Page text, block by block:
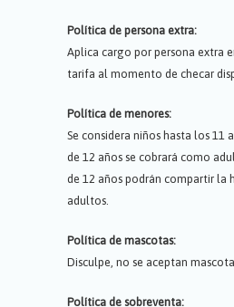
Política de persona extra:
Aplica cargo por persona extra
tarifa al momento de checar
Política de menores:
Se considera niños hasta los 11
de 12 años se cobrará como
de 12 años podrán compartir la
adultos.
Política de mascotas:
Disculpe, no se aceptan
Política de sobreventa: